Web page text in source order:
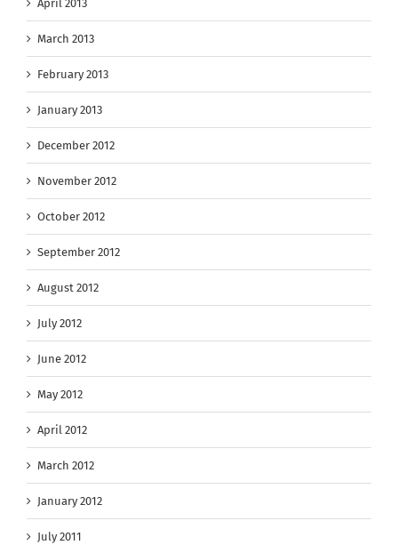
April 2013
March 2013
February 2013
January 2013
December 2012
November 2012
October 2012
September 2012
August 2012
July 2012
June 2012
May 2012
April 2012
March 2012
January 2012
July 2011